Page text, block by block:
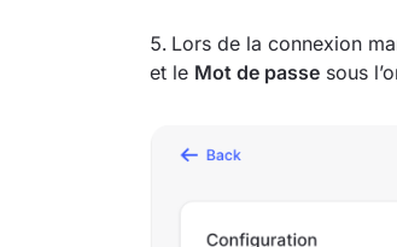
Lors de la connexion
et le Mot de passe sous